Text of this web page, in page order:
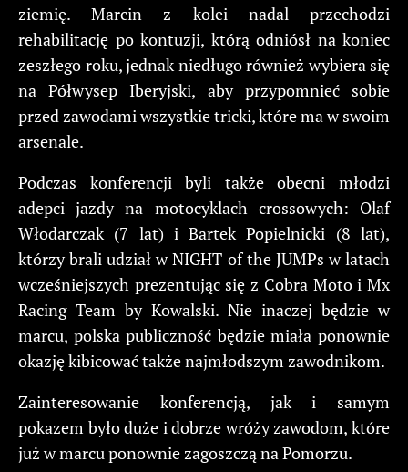
ziemię. Marcin z kolei nadal przechodzi
rehabilitację po kontuzji, którą odniósł na koniec
zeszłego roku, jednak niedługo również wybiera się
na Półwysep Iberyjski, aby przypomnieć sobie
przed zawodami wszystkie tricki, które ma w swoim
arsenale.
Podczas konferencji byli także obecni młodzi
adepci jazdy na motocyklach crossowych: Olaf
Włodarczak (7 lat) i Bartek Popielnicki (8 lat),
którzy brali udział w NIGHT of the JUMPs w latach
wcześniejszych prezentując się z Cobra Moto i Mx
Racing Team by Kowalski. Nie inaczej będzie w
marcu, polska publiczność będzie miała ponownie
okazję kibicować także najmłodszym zawodnikom.
Zainteresowanie konferencją, jak i samym
pokazem było duże i dobrze wróży zawodom, które
już w marcu ponownie zagoszczą na Pomorzu.